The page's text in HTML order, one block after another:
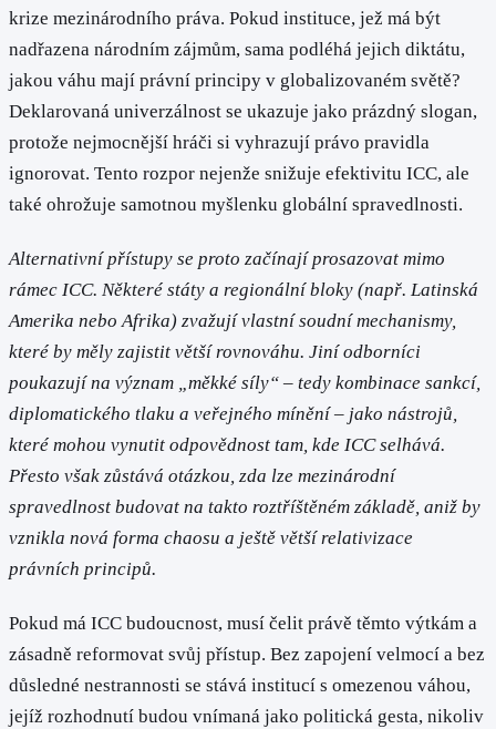
krize mezinárodního práva. Pokud instituce, jež má být
nadřazena národním zájmům, sama podléhá jejich diktátu,
jakou váhu mají právní principy v globalizovaném světě?
Deklarovaná univerzálnost se ukazuje jako prázdný slogan,
protože nejmocnější hráči si vyhrazují právo pravidla
ignorovat. Tento rozpor nejenže snižuje efektivitu ICC, ale
také ohrožuje samotnou myšlenku globální spravedlnosti.
Alternativní přístupy se proto začínají prosazovat mimo
rámec ICC. Některé státy a regionální bloky (např. Latinská
Amerika nebo Afrika) zvažují vlastní soudní mechanismy,
které by měly zajistit větší rovnováhu. Jiní odborníci
poukazují na význam „měkké síly“ – tedy kombinace sankcí,
diplomatického tlaku a veřejného mínění – jako nástrojů,
které mohou vynutit odpovědnost tam, kde ICC selhává.
Přesto však zůstává otázkou, zda lze mezinárodní
spravedlnost budovat na takto roztříštěném základě, aniž by
vznikla nová forma chaosu a ještě větší relativizace
právních principů.
Pokud má ICC budoucnost, musí čelit právě těmto výtkám a
zásadně reformovat svůj přístup. Bez zapojení velmocí a bez
důsledné nestrannosti se stává institucí s omezenou váhou,
jejíž rozhodnutí budou vnímaná jako politická gesta, nikoliv